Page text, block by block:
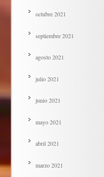
octubre 2021
septiembre 2021
agosto 2021
julio 2021
junio 2021
mayo 2021
abril 2021
marzo 2021